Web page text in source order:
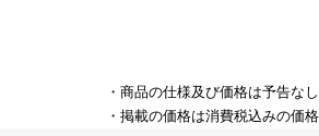
・商品の仕様及び価格は予告な
・掲載の価格は消費税込みの価格